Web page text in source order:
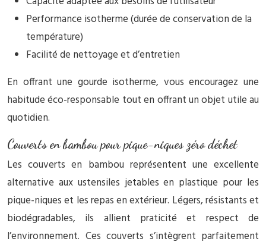
Performance isotherme (durée de conservation de la
température)
Facilité de nettoyage et d’entretien
En offrant une gourde isotherme, vous encouragez une
habitude éco-responsable tout en offrant un objet utile au
quotidien.
Couverts en bambou pour pique-niques zéro déchet
Les couverts en bambou représentent une excellente
alternative aux ustensiles jetables en plastique pour les
pique-niques et les repas en extérieur. Légers, résistants et
biodégradables, ils allient praticité et respect de
l’environnement. Ces couverts s’intègrent parfaitement